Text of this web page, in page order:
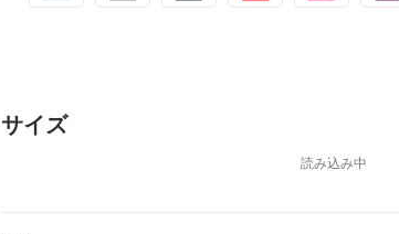
サイズ